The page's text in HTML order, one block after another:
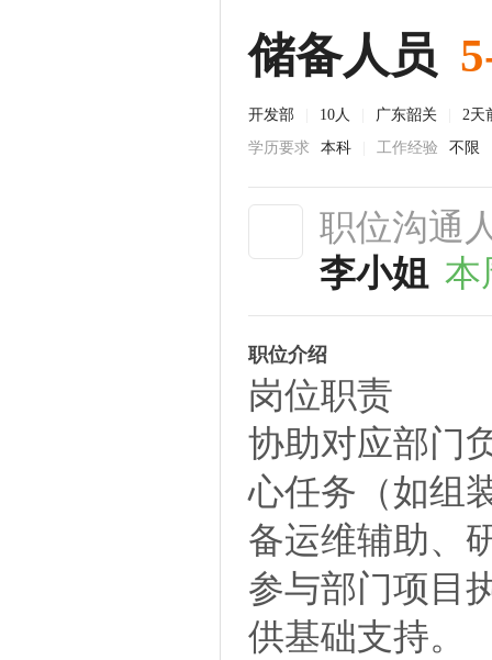
储备人员
开发部 10人 广东韶关
2天
学历要求
本科 工作经验 不限
职位沟通
李小姐 本
职位介绍
岗位职责
协助对应部门
心任务（如组
备运维辅助、
参与部门项目
供基础支持。